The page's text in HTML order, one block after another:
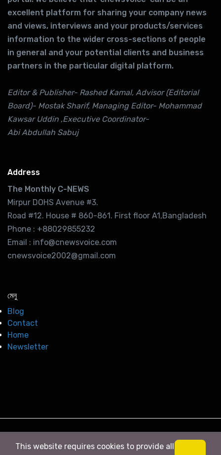
excellent platform for sharing your company news
and views, interviews and your products/services
information to the wider cross-sections of people
in general and your potential clients and business
partners in the particular digital platform.
Editor & Publisher- Rashed Kamal, Advisor (Editorial
Board)- Mostak Sharif, Managing Editor- Mohammad
Kawsar Uddin ,Executive Coordinator-
Abi Abdullah Sabuj
Address
The Monthly C-NEWS
Mirpur DOHS Avenue #3.
Road #12. House # 860-861. First floor A1,Bangladesh
Phone : +88029855232
Email : info@cnewsvoice.com
cnewsvoice2002@gmail.com
মেনু
Blog
Contact
Home
Newsletter
© 2026 সি নিউজ . All right Reserved
This website requires cookies to provide all